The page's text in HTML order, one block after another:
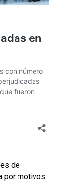
de
por motivos